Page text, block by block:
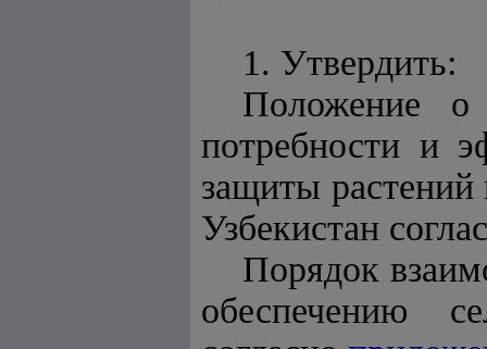
1. Утвердить:
Положение о
потребности и
защиты растений
Узбекистан
Порядок
обеспечению